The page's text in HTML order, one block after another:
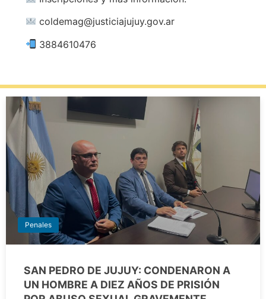
coldemag@justiciajujuy.gov.ar
3884610476
Penales
SAN PEDRO DE JUJUY: CONDENARON A
UN HOMBRE A DIEZ AÑOS DE PRISIÓN